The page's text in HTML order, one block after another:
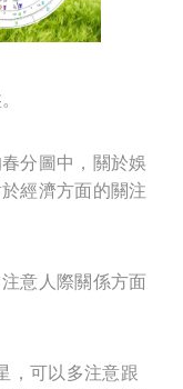
分圖中，關於娛
經濟方面的關注
意人際關係方面
，可以多注意跟